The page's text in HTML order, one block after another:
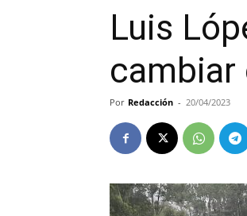
Luis
cambiar
Por Redacción - 20/04/2023